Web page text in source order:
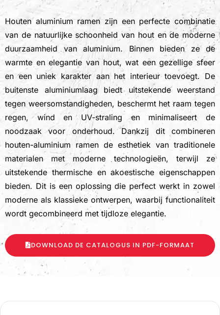
Houten aluminium ramen zijn een perfecte combinatie
van de natuurlijke schoonheid van hout en de moderne
duurzaamheid van aluminium. Binnen bieden ze de
warmte en elegantie van hout, wat een gezellige sfeer
en een uniek karakter aan het interieur toevoegt. De
buitenste aluminiumlaag biedt uitstekende weerstand
tegen weersomstandigheden, beschermt het raam tegen
regen, wind en UV-straling en minimaliseert de
noodzaak voor onderhoud. Dankzij dit combineren
houten-aluminium ramen de esthetiek van traditionele
materialen met moderne technologieën, terwijl ze
uitstekende thermische en akoestische eigenschappen
bieden. Dit is een oplossing die perfect werkt in zowel
moderne als klassieke ontwerpen, waarbij functionaliteit
wordt gecombineerd met tijdloze elegantie.
DOWNLOAD DE CATALOGUS IN PDF-FORMAAT